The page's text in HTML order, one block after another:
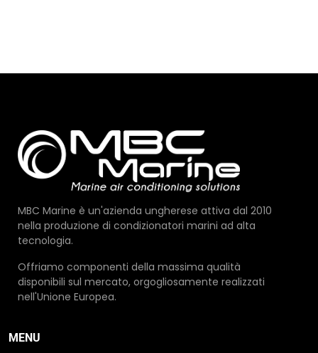
MBC Marine è un'azienda ungherese attiva dal 2010
nella produzione di condizionatori marini ad alta
tecnologia.
Offriamo componenti della massima qualità
disponibili sul mercato, orgogliosamente realizzati
nell'Unione Europea.
MENU